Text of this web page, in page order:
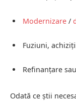
Modernizare /
Fuziuni,
Refinanțare
Odată ce știi